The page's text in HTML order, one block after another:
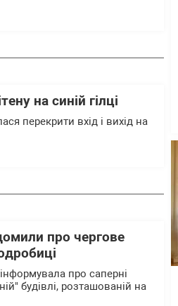
на синій гілці
перекрити вхід і вихід на
про чергове
про саперні
будівлі, розташованій на